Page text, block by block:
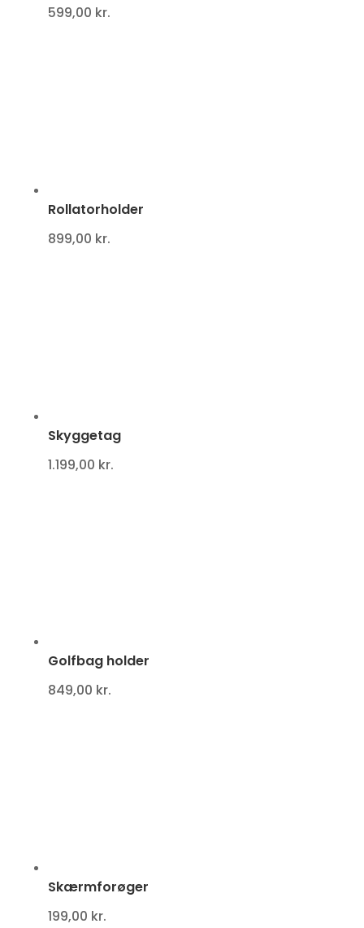
599,00 kr.
Rollatorholder
899,00 kr.
Skyggetag
1.199,00 kr.
Golfbag holder
849,00 kr.
Skærmforøger
199,00 kr.